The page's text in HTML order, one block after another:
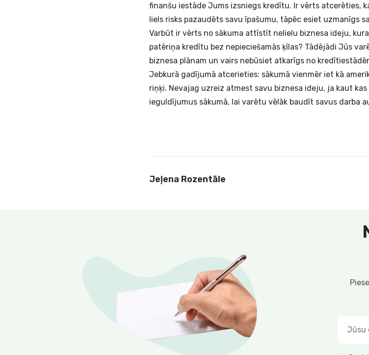
finanšu iestāde Jums izsniegs kredītu. Ir vērts atcerēties,
liels risks pazaudēts savu īpašumu, tāpēc esiet uzmanīgs
Varbūt ir vērts no sākuma attīstīt nelielu biznesa ideju,
patēriņa kredītu bez nepieciešamās ķīlas? Tādējādi Jūs
biznesa plānam un vairs nebūsiet atkarīgs no
Jebkurā gadījumā atcerieties: sākumā vienmēr iet kā
riņķi. Nevajag uzreiz atmest savu biznesa ideju, ja kaut
ieguldījumus sākumā, lai varētu vēlāk baudīt savus darba
Jeļena Rozentāle